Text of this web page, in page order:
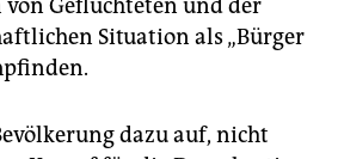
von Geflüchteten und der
Situation als „Bürger
dazu auf, nicht